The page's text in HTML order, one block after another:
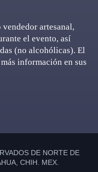
artesanal,
el evento, así
(no alcohólicas). El
información en sus
DE NORTE DE
CHIH. MEX.